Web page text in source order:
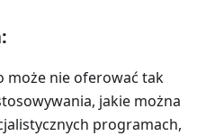
może nie oferować tak
jakie można
programach,